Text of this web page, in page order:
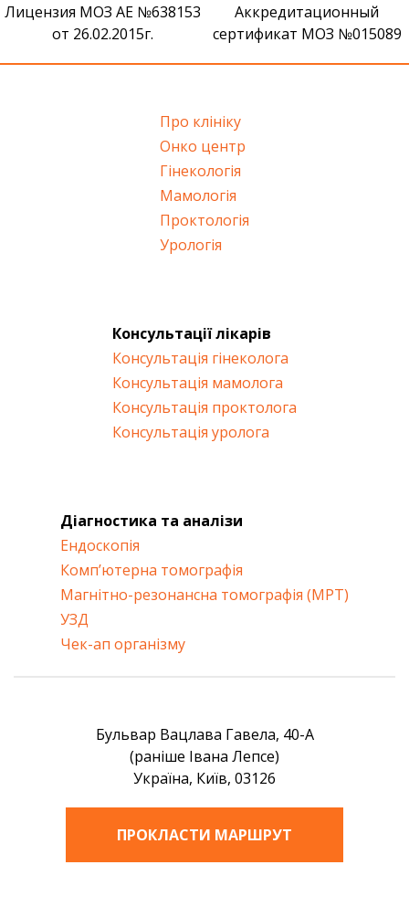
Лицензия МОЗ АЕ №638153
от 26.02.2015г.
Аккредитационный
сертификат МОЗ №015089
Про клініку
Онко центр
Гінекологія
Мамологія
Проктологія
Урологія
Консультації лікарів
Консультація гінеколога
Консультація мамолога
Консультація проктолога
Консультація уролога
Діагностика та аналізи
Ендоскопія
Комп’ютерна томографія
Магнітно-резонансна томографія (МРТ)
УЗД
Чек-ап організму
Бульвар Вацлава Гавела, 40-А
(раніше Івана Лепсе)
Україна, Київ, 03126
ПРОКЛАСТИ МАРШРУТ